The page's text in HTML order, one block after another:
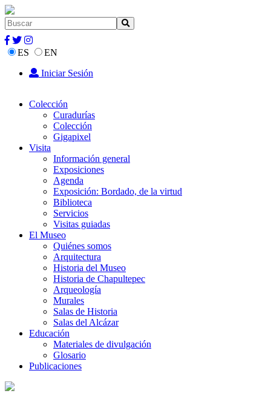
ES
EN
Iniciar Sesión
Colección
Curadurías
Colección
Gigapixel
Visita
Información general
Exposiciones
Agenda
Exposición: Bordado, de la virtud
Biblioteca
Servicios
Visitas guiadas
El Museo
Quiénes somos
Arquitectura
Historia del Museo
Historia de Chapultepec
Arqueología
Murales
Salas de Historia
Salas del Alcázar
Educación
Materiales de divulgación
Glosario
Publicaciones